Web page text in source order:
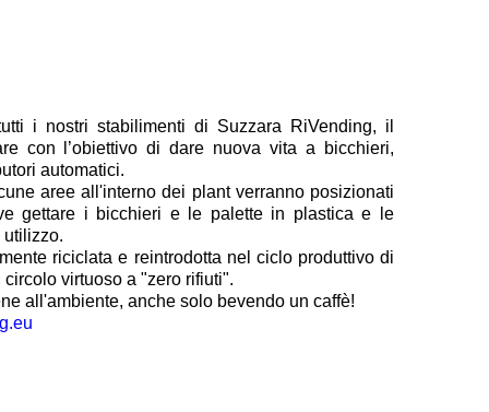
térmico
Sistemas Fan Drive
Intercambiadores de calor
i nostri stabilimenti di Suzzara RiVending, il
con l’obiettivo di dare nuova vita a bicchieri,
automatici.
aree all'interno dei plant verranno posizionati
gettare i bicchieri e le palette in plastica e le
utilizzo.
riciclata e reintrodotta nel ciclo produttivo di
virtuoso a "zero rifiuti".
all'ambiente, anche solo bevendo un caffè!